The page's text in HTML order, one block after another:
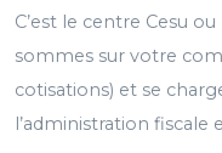
C’est le centre Cesu
sommes sur votre
cotisations) et se
l’administration fiscale